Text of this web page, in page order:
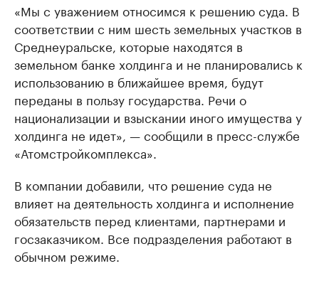
«Мы с уважением относимся к решению суда. В
соответствии с ним шесть земельных участков в
Среднеуральске, которые находятся в
земельном банке холдинга и не планировались к
использованию в ближайшее время, будут
переданы в пользу государства. Речи о
национализации и взыскании иного имущества у
холдинга не идет», — сообщили в пресс-службе
«Атомстройкомплекса».
В компании добавили, что решение суда не
влияет на деятельность холдинга и исполнение
обязательств перед клиентами, партнерами и
госзаказчиком. Все подразделения работают в
обычном режиме.